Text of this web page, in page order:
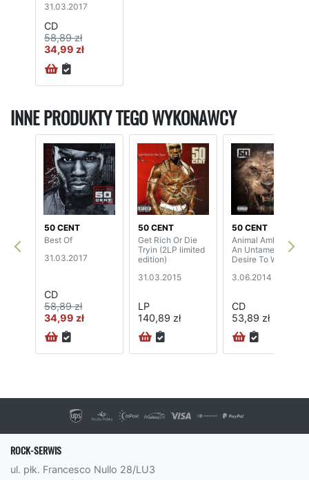
31.03.2017
CD
58,89 zł
34,99 zł
INNE PRODUKTY TEGO WYKONAWCY
50 CENT
Best Of
31.03.2017
CD
58,89 zł
34,99 zł
50 CENT
Get Rich Or Die
Tryin (2LP limited
edition)
31.03.2015
LP
140,89 zł
50 CENT
Animal Ambition:
An Untamed
Desire To Win
3.06.2014
CD
53,89 zł
ROCK-SERWIS
ul. płk. Francesco Nullo 28/LU3